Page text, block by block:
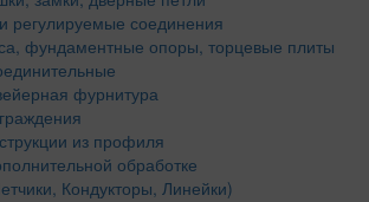
регулируемые соединения
фундаментные опоры, торцевые плиты
фурнитура
из профиля
обработке
Кондукторы, Линейки)